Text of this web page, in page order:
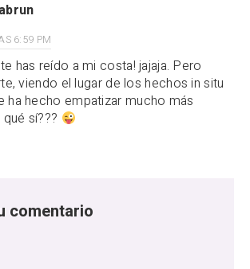
6:59 PM
has reído a mi costa! jajaja. Pero
viendo el lugar de los hechos in situ
ha hecho empatizar mucho más
sí???
comentario